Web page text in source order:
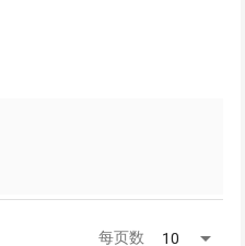
每页数 10 arrow_drop_down